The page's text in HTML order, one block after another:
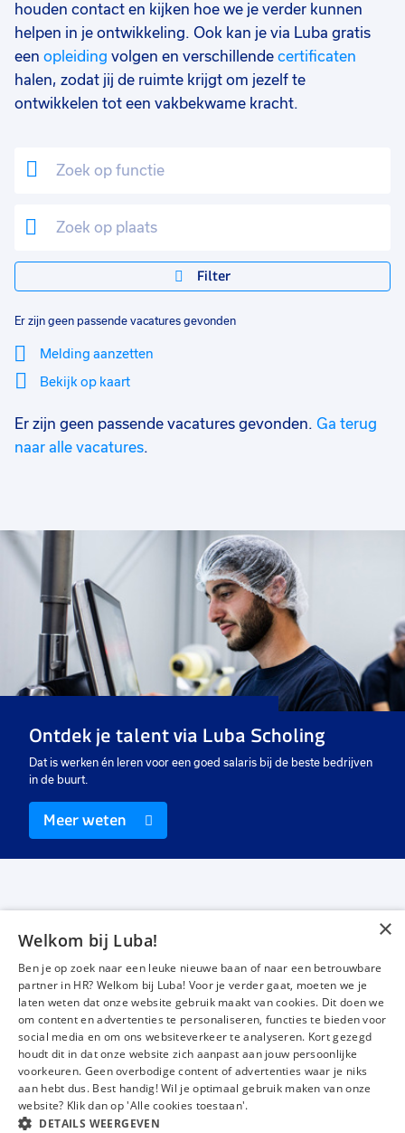
houden contact en kijken hoe we je verder kunnen
helpen in je ontwikkeling. Ook kan je via Luba gratis
een opleiding volgen en verschillende certificaten
halen, zodat jij de ruimte krijgt om jezelf te
ontwikkelen tot een vakbekwame kracht.
Filter
Er zijn geen passende vacatures gevonden
Melding aanzetten
Bekijk op kaart
Sluiten
Er zijn geen passende vacatures gevonden. Ga terug
naar alle vacatures.
Ontdek je talent via Luba Scholing
Dat is werken én leren voor een goed salaris bij de beste bedrijven
in de buurt.
Meer weten
Werken bij Luba
Voor werkgevers
Mijn Luba
Contact
InstagramFacebookLinkedIn YouTube
×
Welkom bij Luba!
Ben je op zoek naar een leuke nieuwe baan of naar een betrouwbare
partner in HR? Welkom bij Luba! Voor je verder gaat, moeten we je
laten weten dat onze website gebruik maakt van cookies. Dit doen we
om content en advertenties te personaliseren, functies te bieden voor
social media en om ons websiteverkeer te analyseren. Kort gezegd
houdt dit in dat onze website zich aanpast aan jouw persoonlijke
voorkeuren. Geen overbodige content of advertenties waar je niks
aan hebt dus. Best handig! Wil je optimaal gebruik maken van onze
website? Klik dan op 'Alle cookies toestaan'.
DETAILS WEERGEVEN